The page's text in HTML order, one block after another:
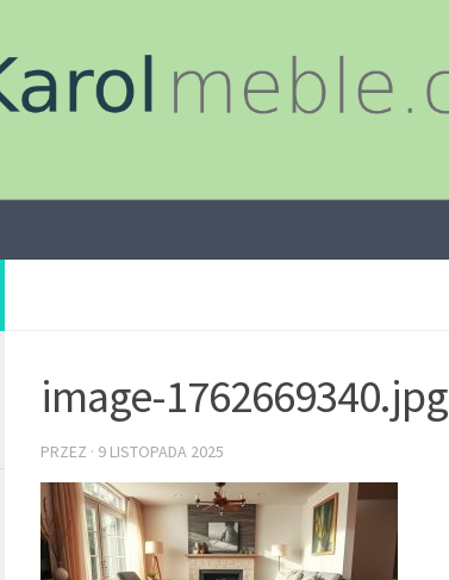
image-1762669340.jpg
PRZEZ · 9 LISTOPADA 2025